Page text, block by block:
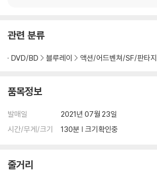
관련 분류
DVD/BD 블루레이 액션/어드벤쳐/SF/판타지
품목정보
발매일
2021년 07월 23일
시간/무게/크기
130분 | 크기확인중
줄거리